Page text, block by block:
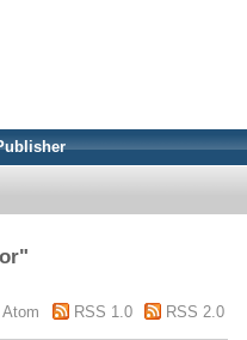
"
Atom RSS 1.0 RSS 2.0